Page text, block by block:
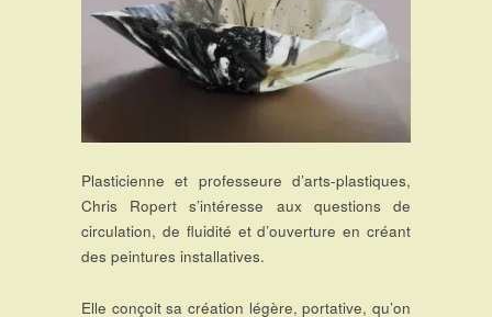
Plasticienne et professeure d’arts-plastiques,
Chris Ropert s’intéresse aux questions de
circulation, de fluidité et d’ouverture en créant
des peintures installatives.
Elle conçoit sa création légère, portative, qu’on